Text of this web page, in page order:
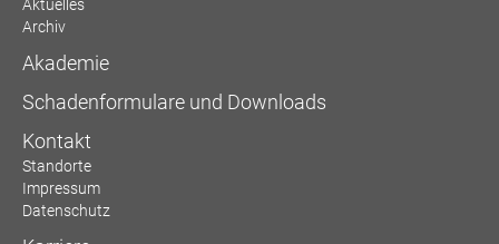
Aktuelles
Archiv
Akademie
Schadenformulare und Downloads
Kontakt
Standorte
Impressum
Datenschutz